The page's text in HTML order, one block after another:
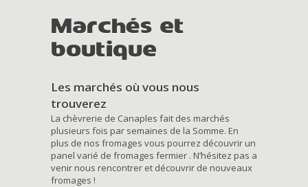
Marchés et
boutique
Les marchés où vous nous
trouverez
La chèvrerie de Canaples fait des marchés
plusieurs fois par semaines de la Somme. En
plus de nos fromages vous pourrez découvrir un
panel varié de fromages fermier . N’hésitez pas a
venir nous rencontrer et découvrir de nouveaux
fromages !